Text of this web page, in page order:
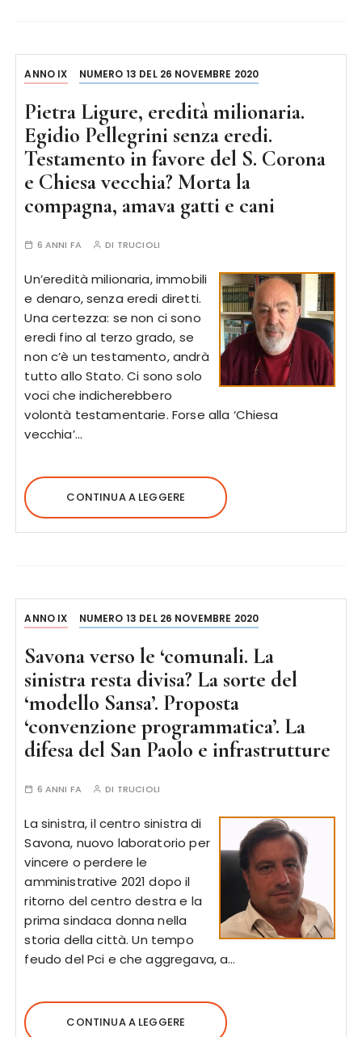
ANNO IX NUMERO 13 DEL 26 NOVEMBRE 2020
Pietra Ligure, eredità milionaria.
Egidio Pellegrini senza eredi.
Testamento in favore del S. Corona
e Chiesa vecchia? Morta la
compagna, amava gatti e cani
6 ANNI FA DI TRUCIOLI
Un’eredità milionaria, immobili
e denaro, senza eredi diretti.
Una certezza: se non ci sono
eredi fino al terzo grado, se
non c’è un testamento, andrà
tutto allo Stato. Ci sono solo
voci che indicherebbero
volontà testamentarie. Forse alla ‘Chiesa
vecchia’…
CONTINUA A LEGGERE
ANNO IX NUMERO 13 DEL 26 NOVEMBRE 2020
Savona verso le ‘comunali. La
sinistra resta divisa? La sorte del
‘modello Sansa’. Proposta
‘convenzione programmatica’. La
difesa del San Paolo e infrastrutture
6 ANNI FA DI TRUCIOLI
La sinistra, il centro sinistra di
Savona, nuovo laboratorio per
vincere o perdere le
amministrative 2021 dopo il
ritorno del centro destra e la
prima sindaca donna nella
storia della città. Un tempo
feudo del Pci e che aggregava, a…
CONTINUA A LEGGERE